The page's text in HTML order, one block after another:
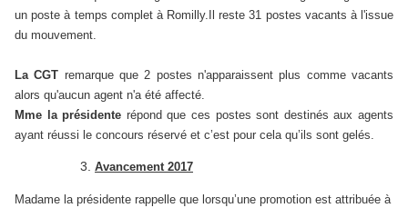
un poste à temps complet à Romilly.Il reste 31 postes vacants à l'issue
du mouvement.
La CGT remarque que 2 postes n'apparaissent plus comme vacants
alors qu'aucun agent n'a été affecté.
Mme la présidente répond que ces postes sont destinés aux agents
ayant réussi le concours réservé et c’est pour cela qu’ils sont gelés.
Avancement 2017
Madame la présidente rappelle que lorsqu’une promotion est attribuée à